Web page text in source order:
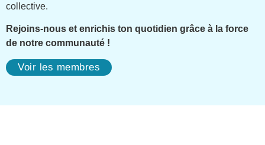
collective.
Rejoins-nous et enrichis ton quotidien grâce à la force
de notre communauté !
Voir les membres